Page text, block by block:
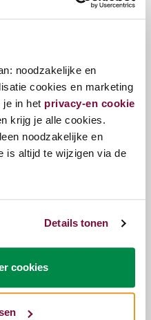
noodzakelijke en
cookies en marketing
in het privacy-en cookie
krijg je alle cookies.
noodzakelijke en
is altijd te wijzigen via de
Details tonen
cookies
stretchstof is
geeft deze
op hoogwaardige,
en afgewerkt met luxe
met gratis
de matrassen strak
toch ieder zijn of haar
als nieuw blijft
zult dit ervaren als u